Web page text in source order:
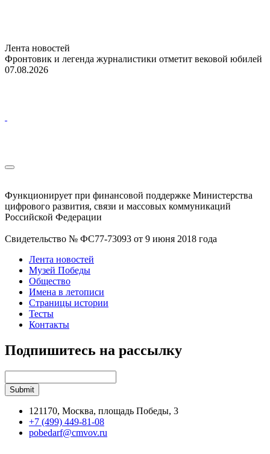
Лента новостей
Фронтовик и легенда журналистики отметит вековой юбилей
07.08.2026
Функционирует при финансовой поддержке Министерства
цифрового развития, связи и массовых коммуникаций
Российской Федерации
Свидетельство № ФС77-73093 от 9 июня 2018 года
Лента новостей
Музей Победы
Общество
Имена в летописи
Страницы истории
Тесты
Контакты
Подпишитесь на рассылку
121170, Москва, площадь Победы, 3
+7 (499) 449-81-08
pobedarf@cmvov.ru